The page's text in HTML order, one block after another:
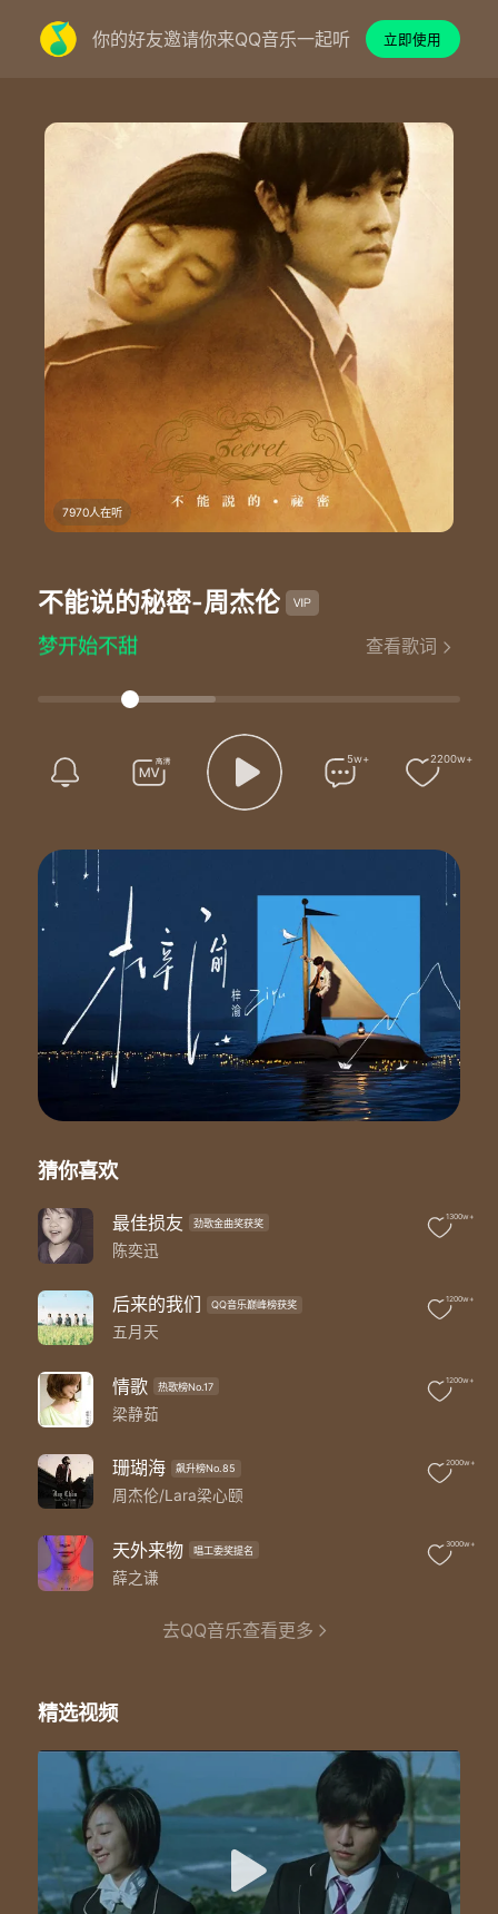
你的好友邀请你来QQ音乐一起听 立即使用
7970人在听
不能说的秘密-周杰伦
不能说的秘密 - 周杰伦 (Jay Chou)
编曲：林迈可
冷咖啡离开了杯垫
我忍住的情绪在很后面
拼命想挽回的从前
是曾与你躲过雨的屋檐
回忆的画面 在荡着秋千
梦开始不甜
又何必去改变 已错过的时间
你用你的指尖阻止我说再见
想象你在身边 在完全失去之前
你说把爱渐渐放下会走更远
或许命运的签 只让我们遇见
只让我们相恋这一季的秋天
要我怎么捡
冷咖啡离开了杯垫
我忍住的情绪在很后面
拼命想挽回的从前
在我脸上依旧清晰可见
最美的不是下雨天
是曾与你躲过雨的屋檐
回忆的画面 在荡着秋千
梦开始不甜
你说把爱渐渐放下会走更远
又何必去改变 已错过的时间
你用你的指尖阻止我说再见
想象你在身边 在完全失去之前
或许命运的签 只让我们遇见
飘落后才发现 这幸福的碎片
要我怎么捡
查看歌词
5w+ 2200w+
猜你喜欢
最佳损友 劲歌金曲奖获奖
陈奕迅
1300w+
后来的我们 QQ音乐巅峰榜获奖
五月天
1200w+
情歌 热歌榜No.17
梁静茹
1200w+
珊瑚海 飙升榜No.85
周杰伦/Lara梁心颐
2000w+
天外来物 唱工委奖提名
薛之谦
3000w+
去QQ音乐查看更多
精选视频